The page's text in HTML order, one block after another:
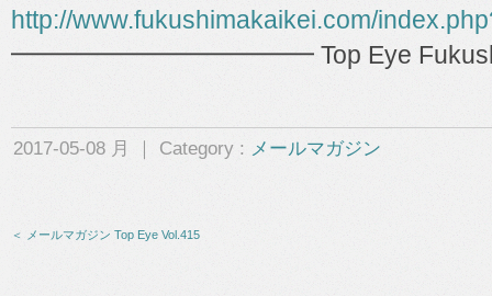
http://www.fukushimakaikei.com/
━━━━━━━━━━━━ Top Eye
2017-05-08 月 ｜ Category : メールマガジン
＜ メールマガジン Top Eye Vol.415